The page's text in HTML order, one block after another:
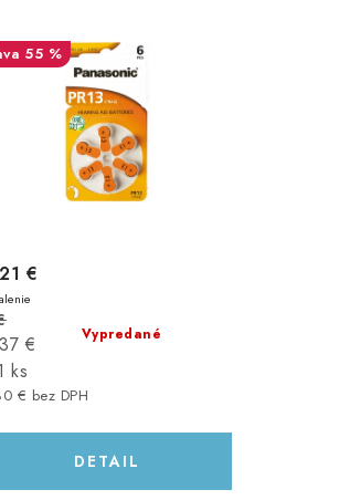
55 %
Vypredané
€ bez DPH
€
€
ks
DETAIL